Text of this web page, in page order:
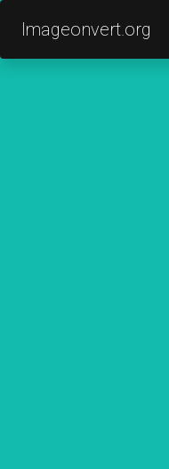
Imageonvert.org